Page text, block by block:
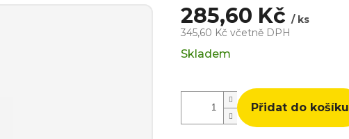
285,60 Kč / ks
345,60 Kč včetně DPH
Měrná
Skladem
Přidat do košíku